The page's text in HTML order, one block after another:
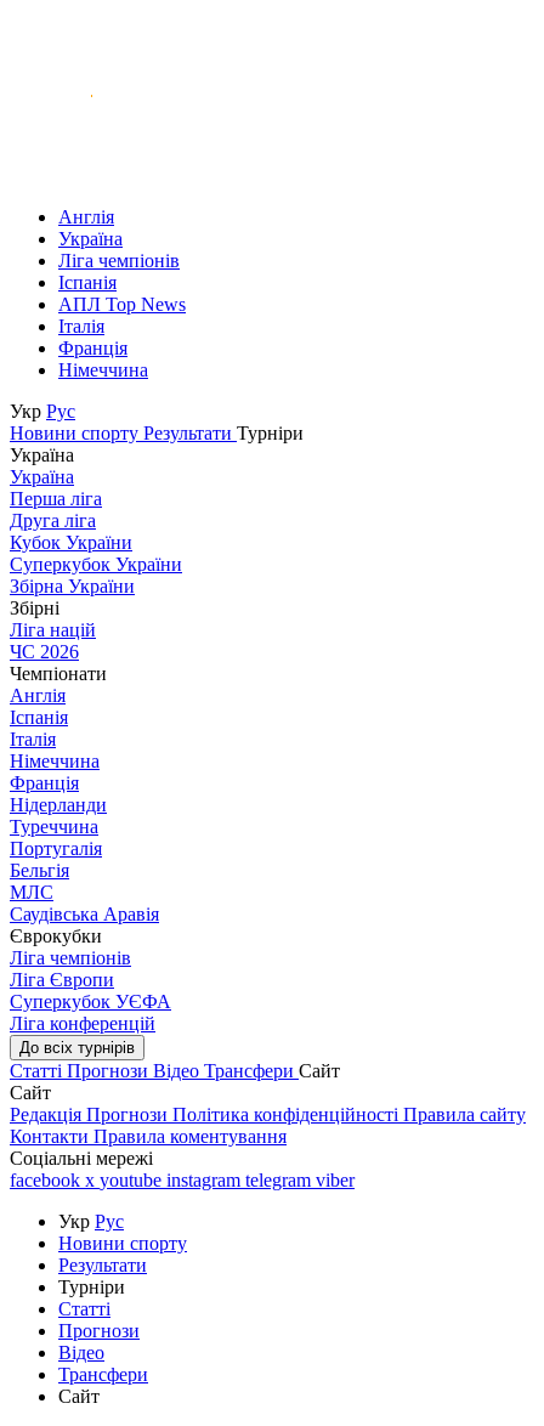
Англія
Україна
Ліга чемпіонів
Іспанія
АПЛ Top News
Італія
Франція
Німеччина
Укр Рус
Новини спорту Результати Турніри
Україна
Україна
Перша ліга
Друга ліга
Кубок України
Суперкубок України
Збірна України
Збірні
Ліга націй
ЧС 2026
Чемпіонати
Англія
Іспанія
Італія
Німеччина
Франція
Нідерланди
Туреччина
Португалія
Бельгія
МЛС
Саудівська Аравія
Єврокубки
Ліга чемпіонів
Ліга Європи
Суперкубок УЄФА
Ліга конференцій
До всіх турнірів
Статті Прогнози Відео Трансфери Сайт
Сайт
Редакція Прогнози Політика конфіденційності Правила сайту
Контакти Правила коментування
Соціальні мережі
facebook x youtube instagram telegram viber
Укр Рус
Новини спорту
Результати
Турніри
Статті
Прогнози
Відео
Трансфери
Сайт